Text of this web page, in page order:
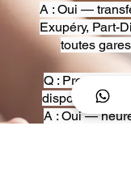
A : Oui —
Exupéry, Part-
toutes
Q : Proposez-
disposition
A : Oui —